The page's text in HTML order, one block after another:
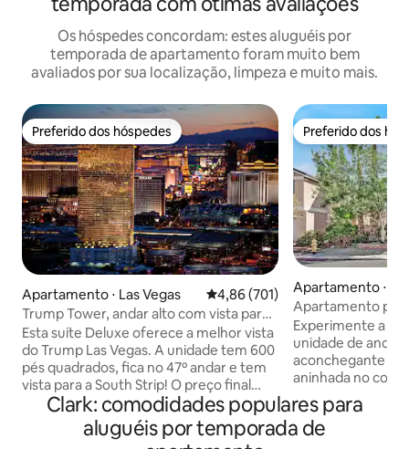
Os hóspedes concordam: estes aluguéis por
temporada de apartamento foram muito bem
avaliados por sua localização, limpeza e muito mais.
Preferido dos hóspedes
Preferido dos hóspedes
Apartamento ⋅ Las Vegas 4,86 de uma avaliação média de
4,86 (701)
Trump Tower, andar alto com vista para
a Strip e a esfera
Esta suíte Deluxe oferece a melhor vista
do Trump Las Vegas. A unidade tem 600
pés quadrados, fica no 47º andar e tem
vista para a South Strip! O preço final
inclui: imposto, todas as taxas e
estacionamento gratuito com
manobrista, EXCLUINDO a Taxa de
Preferido dos
Preferido dos
Apartamento ⋅
Apartamento
banheiro no
Experimente a
unidade de andar
aconchegante
aninhada no
churrasqueira,
sereno, perfeito
Clark: comodidades populares para
aluguéis por temporada de